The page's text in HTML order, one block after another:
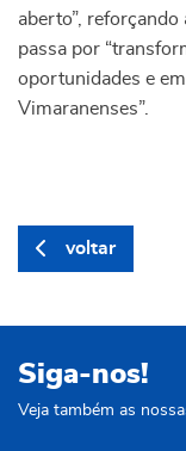
aberto”,
passa por
oportunidades e
Vimaranenses”.
voltar
Siga-nos!
Veja também as